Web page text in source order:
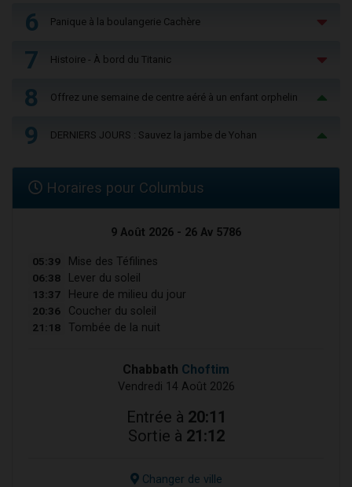
6 Panique à la boulangerie Cachère
7 Histoire - À bord du Titanic
8 Offrez une semaine de centre aéré à un enfant orphelin
9 DERNIERS JOURS : Sauvez la jambe de Yohan
Horaires pour Columbus
9 Août 2026 - 26 Av 5786
05:39 Mise des Téfilines
06:38 Lever du soleil
13:37 Heure de milieu du jour
20:36 Coucher du soleil
21:18 Tombée de la nuit
Chabbath Choftim
Vendredi 14 Août 2026
Entrée à 20:11
Sortie à 21:12
Changer de ville